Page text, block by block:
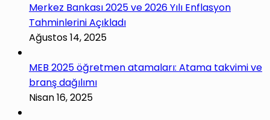
Merkez Bankası 2025 ve 2026 Yılı Enflasyon
Tahminlerini Açıkladı
Ağustos 14, 2025
MEB 2025 öğretmen atamaları: Atama takvimi ve
branş dağılımı
Nisan 16, 2025